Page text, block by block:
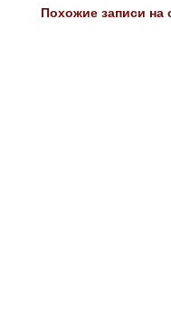
Похожие записи на